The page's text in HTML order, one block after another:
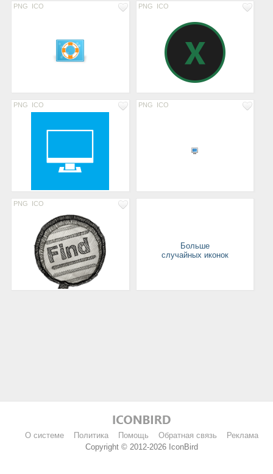
PNG ICO PNG ICO
PNG ICO PNG ICO
PNG ICO
Больше
случайных иконок
О системе Политика Помощь Обратная связь
Реклама
Copyright © 2012-2026 IconBird